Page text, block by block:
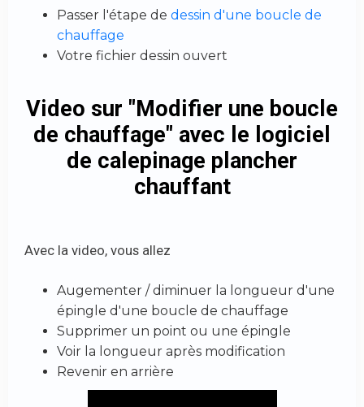
Passer l'étape de dessin d'une boucle de
chauffage
Votre fichier dessin ouvert
Video sur "Modifier une boucle
de chauffage" avec le logiciel
de calepinage plancher
chauffant
Avec la video, vous allez
Augementer / diminuer la longueur d'une
épingle d'une boucle de chauffage
Supprimer un point ou une épingle
Voir la longueur après modification
Revenir en arrière